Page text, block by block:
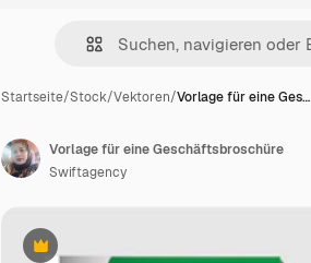
Startseite/Stock/Vektoren/Vorlage für eine Ges…
Premium
Vorlage für eine Geschäftsbroschüre
Swiftagency